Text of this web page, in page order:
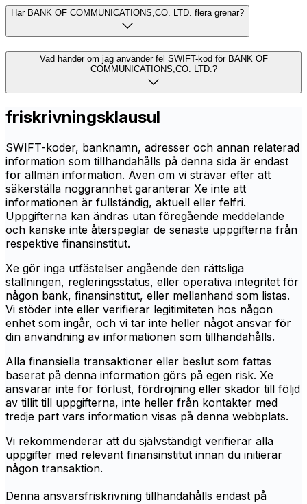
Har BANK OF COMMUNICATIONS,CO. LTD. flera grenar?
Vad händer om jag använder fel SWIFT-kod för BANK OF
COMMUNICATIONS,CO. LTD.?
friskrivningsklausul
SWIFT-koder, banknamn, adresser och annan relaterad
information som tillhandahålls på denna sida är endast
för allmän information. Även om vi strävar efter att
säkerställa noggrannhet garanterar Xe inte att
informationen är fullständig, aktuell eller felfri.
Uppgifterna kan ändras utan föregående meddelande
och kanske inte återspeglar de senaste uppgifterna från
respektive finansinstitut.
Xe gör inga utfästelser angående den rättsliga
ställningen, regleringsstatus, eller operativa integritet för
någon bank, finansinstitut, eller mellanhand som listas.
Vi stöder inte eller verifierar legitimiteten hos någon
enhet som ingår, och vi tar inte heller något ansvar för
din användning av informationen som tillhandahålls.
Alla finansiella transaktioner eller beslut som fattas
baserat på denna information görs på egen risk. Xe
ansvarar inte för förlust, fördröjning eller skador till följd
av tillit till uppgifterna, inte heller från kontakter med
tredje part vars information visas på denna webbplats.
Vi rekommenderar att du självständigt verifierar alla
uppgifter med relevant finansinstitut innan du initierar
någon transaktion.
Denna ansvarsfriskrivning tillhandahålls endast på